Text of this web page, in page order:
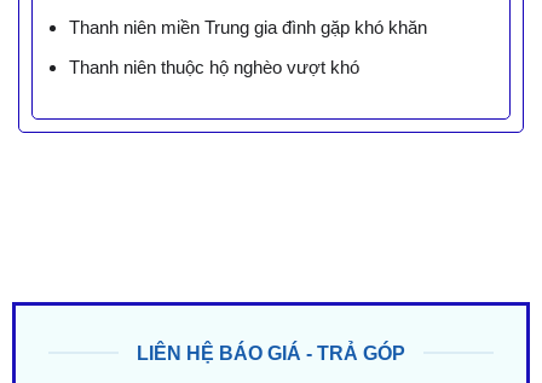
Thanh niên miền Trung gia đình gặp khó khăn
Thanh niên thuộc hộ nghèo vượt khó